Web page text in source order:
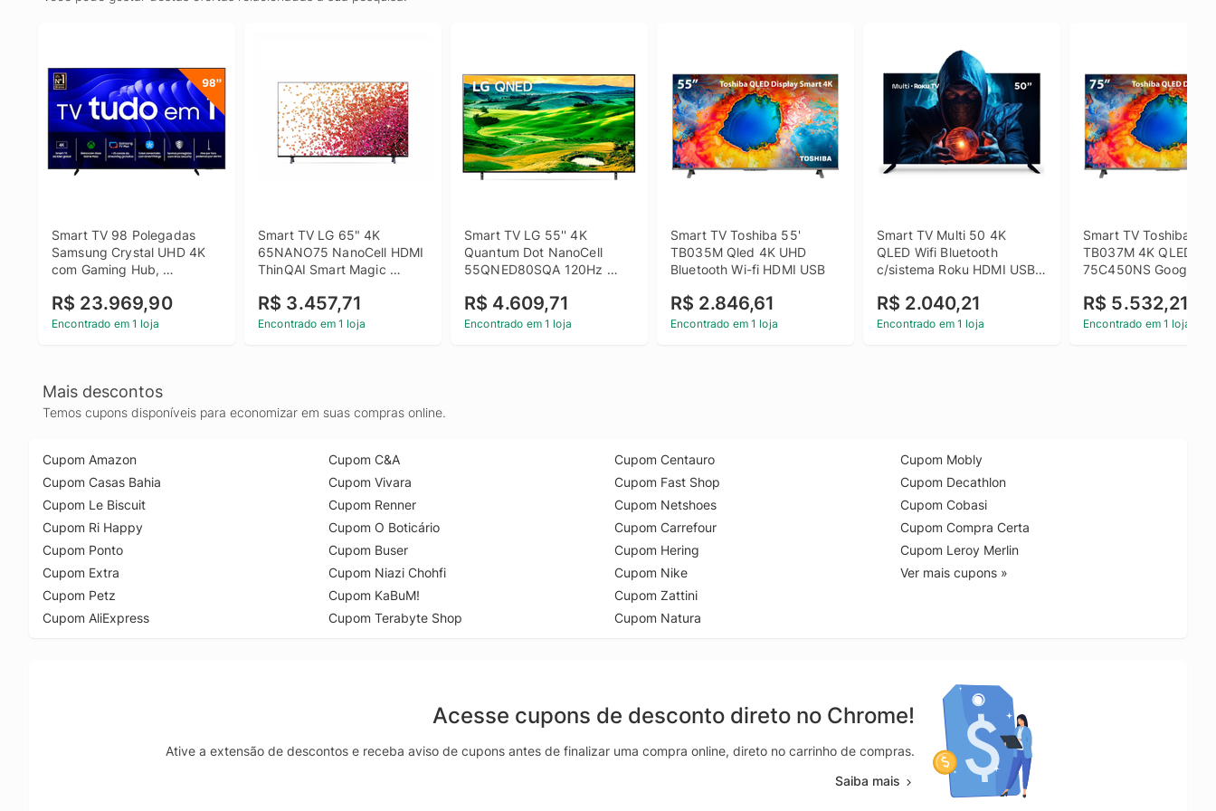
Smart TV 98 Polegadas
Samsung Crystal UHD 4K
com Gaming Hub,
R$ 23.969,90
Encontrado em 1 loja
Smart TV LG 65" 4K
65NANO75 NanoCell HDMI
ThinQAI Smart Magic
R$ 3.457,71
Encontrado em 1 loja
Smart TV LG 55'' 4K
Quantum Dot NanoCell
55QNED80SQA 120Hz
Alexa
R$ 4.609,71
Encontrado em 1 loja
Smart TV Toshiba 55'
TB035M Qled 4K UHD
Bluetooth Wi-fi HDMI USB
R$ 2.846,61
Encontrado em 1 loja
Smart TV Multi 50 4K
QLED Wifi Bluetooth
c/sistema Roku HDMI USB
R$ 2.040,21
Encontrado em 1 loja
Smart TV Toshiba 75
TB037M 4K QLED
75C450NS Google
R$ 5.532,21
Encontrado em 1 loja
Mais descontos
Temos cupons disponíveis para economizar em suas compras online.
Cupom Amazon
Cupom Casas Bahia
Cupom Le Biscuit
Cupom Ri Happy
Cupom Ponto
Cupom Extra
Cupom Petz
Cupom AliExpress
Cupom C&A
Cupom Vivara
Cupom Renner
Cupom O Boticário
Cupom Buser
Cupom Niazi Chohfi
Cupom KaBuM!
Cupom Terabyte Shop
Cupom Centauro
Cupom Fast Shop
Cupom Netshoes
Cupom Carrefour
Cupom Hering
Cupom Nike
Cupom Zattini
Cupom Natura
Cupom Mobly
Cupom Decathlon
Cupom Cobasi
Cupom Compra Certa
Cupom Leroy Merlin
Ver mais cupons »
Acesse cupons de desconto direto no Chrome!
Ative a extensão de descontos e receba aviso de cupons antes de finalizar uma compra online, direto no carrinho de compras.
Saiba mais